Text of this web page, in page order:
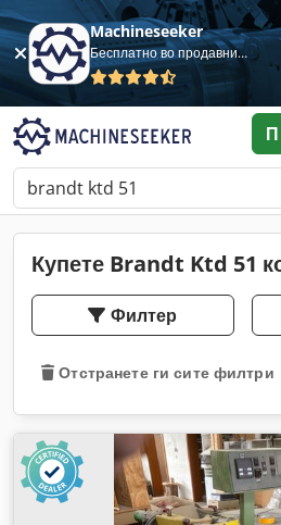
Machineseeker
Бесплатно во продавница
Купете Brandt Ktd 51
Филтер
Отстранете ги сите филтри